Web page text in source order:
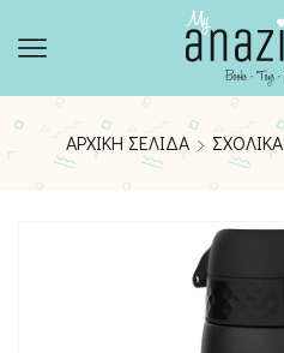
ΑΡΧΙΚΉ ΣΕΛΊΔΑ ΣΧΟΛΙΚΆ